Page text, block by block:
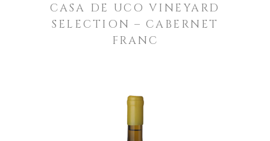
CASA DE UCO VINEYARD
SELECTION – CABERNET
FRANC